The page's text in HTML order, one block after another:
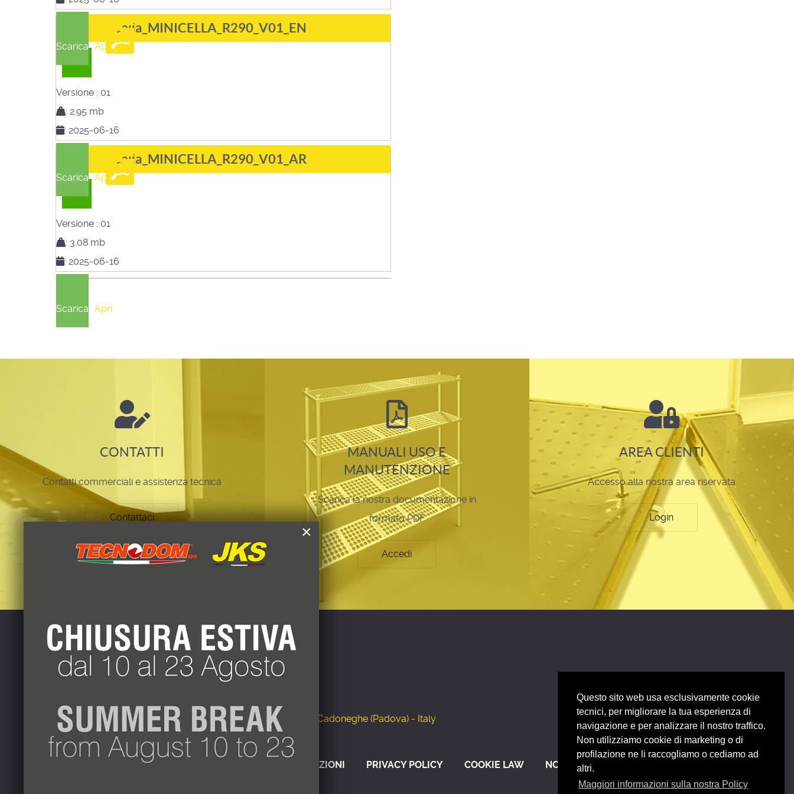
Questo sito web usa esclusivamente cookie
tecnici, per migliorare la tua esperienza di
navigazione e per analizzare il nostro traffico.
Non utilizziamo cookie di marketing o di
profilazione ne li raccogliamo o cediamo ad
altri.
Maggiori informazioni sulla nostra Policy
Scarica Apri
Cella_MINICELLA_R290_V01_EN
Versione : 01
: 2.95 mb
: 2025-06-16
Scarica Apri
Cella_MINICELLA_R290_V01_AR
Versione : 01
: 3.08 mb
: 2025-06-16
Scarica Apri
CONTATTI
Contatti commerciali e assistenza tecnica
Contattaci
MANUALI USO E
MANUTENZIONE
Scarica la nostra documentazione in
formato PDF
Accedi
AREA CLIENTI
Accesso alla nostra area riservata
Login
+39 049 88.73.055
+39 049 88.73.161
Via G.B. Tiepolo, 2 - 35010 Cadoneghe (Padova) - Italy
CONDIZIONI DI FORNITURA TERMINI E CONDIZIONI PRIVACY POLICY COOKIE LAW NOTE LEGALI
×